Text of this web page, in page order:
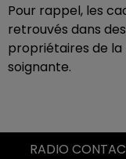
Pour rappel, les
retrouvés dans
propriétaires de la
soignante.